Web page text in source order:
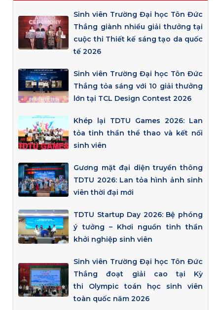
Sinh viên Trường Đại học Tôn Đức
Thắng giành nhiều giải thưởng tại
cuộc thi Thiết kế sáng tạo da quốc
tế 2026
Sinh viên Trường Đại học Tôn Đức
Thắng tỏa sáng với 10 giải thưởng
lớn tại TCL Design Contest 2026
Khép lại TDTU Games 2026: Lan
tỏa tinh thần thể thao và kết nối
sinh viên
Gương mặt đại diện truyền thông
TDTU 2026: Lan tỏa hình ảnh sinh
viên thời đại mới
TDTU Startup Day 2026: Bệ phóng
ý tưởng – Khơi nguồn tinh thần
khởi nghiệp sinh viên
Sinh viên Trường Đại học Tôn Đức
Thắng đoạt giải cao tại Kỳ
thi Olympic toán học sinh viên
toàn quốc năm 2026